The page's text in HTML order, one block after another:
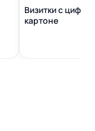
Визитки с
картоне